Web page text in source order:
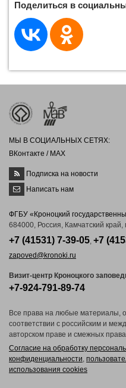
Поделиться в
МЫ В СОЦИАЛЬНЫХ СЕТЯХ:
ВКонтакте / MAX
Подписка на новости
Написать нам
ФГБУ «Кроноцкий
684000, Россия, Камчатский край,
+7 (41531) 7-39-05 +7
zapoved@kronoki.ru
Визит-центр Кроноцкого
+7-924-791-89-74
Все права на любые материалы,
соответствии с российским и
авторском праве и смежных
Согласие на обработку
конфиденциальности,
использования cookies